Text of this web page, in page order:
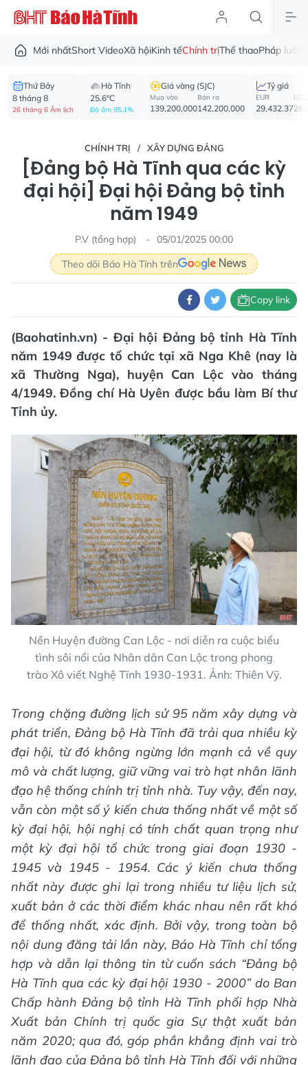
Mới nhấtShort VideoXã hộiKinh tếChính trịThể thaoPháp luật
Thứ Bảy
8 tháng 8
26 tháng 6 Âm lịch
Hà Tĩnh
25.6°C
Độ ẩm 95.1%
Giá vàng (SJC)
Mua vào
139,200,000
Bán ra
142,200,000
Tỷ giá
EUR
29,432.37
USD
CHÍNH TRỊ XÂY DỰNG ĐẢNG
[Đảng bộ Hà Tĩnh qua các kỳ
đại hội] Đại hội Đảng bộ tỉnh
năm 1949
P.V (tổng hợp)
05/01/2025 00:00
Theo dõi Báo Hà Tĩnh trên
Copy link
(Baohatinh.vn) - Đại hội Đảng bộ tỉnh Hà Tĩnh
năm 1949 được tổ chức tại xã Nga Khê (nay là
xã Thường Nga), huyện Can Lộc vào tháng
4/1949. Đồng chí Hà Uyên được bầu làm Bí thư
Tỉnh ủy.
Nền Huyện đường Can Lộc - nơi diễn ra cuộc biểu
tình sôi nổi của Nhân dân Can Lộc trong phong
trào Xô viết Nghệ Tĩnh 1930-1931. Ảnh: Thiên Vỹ.
Trong chặng đường lịch sử 95 năm xây dựng và
phát triển, Đảng bộ Hà Tĩnh đã trải qua nhiều kỳ
đại hội, từ đó không ngừng lớn mạnh cả về quy
mô và chất lượng, giữ vững vai trò hạt nhân lãnh
đạo hệ thống chính trị tỉnh nhà. Tuy vậy, đến nay,
vẫn còn một số ý kiến chưa thống nhất về một số
kỳ đại hội, hội nghị có tính chất quan trọng như
một kỳ đại hội tổ chức trong giai đoạn 1930 -
1945 và 1945 - 1954. Các ý kiến chưa thống
nhất này được ghi lại trong nhiều tư liệu lịch sử,
xuất bản ở các thời điểm khác nhau nên rất khó
để thống nhất, xác định. Bởi vậy, trong toàn bộ
nội dung đăng tải lần này, Báo Hà Tĩnh chỉ tổng
hợp và dẫn lại thông tin từ cuốn sách “Đảng bộ
Hà Tĩnh qua các kỳ đại hội 1930 - 2000” do Ban
Chấp hành Đảng bộ tỉnh Hà Tĩnh phối hợp Nhà
Xuất bản Chính trị quốc gia Sự thật xuất bản
năm 2020; qua đó, góp phần khẳng định vai trò
lãnh đạo của Đảng bộ tỉnh Hà Tĩnh đối với những